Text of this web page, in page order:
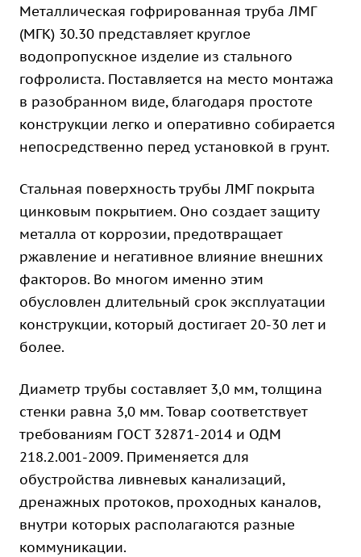
Металлическая гофрированная труба ЛМГ
(МГК) 30.30 представляет круглое
водопропускное изделие из стального
гофролиста. Поставляется на место монтажа
в разобранном виде, благодаря простоте
конструкции легко и оперативно собирается
непосредственно перед установкой в грунт.
Стальная поверхность трубы ЛМГ покрыта
цинковым покрытием. Оно создает защиту
металла от коррозии, предотвращает
ржавление и негативное влияние внешних
факторов. Во многом именно этим
обусловлен длительный срок эксплуатации
конструкции, который достигает 20-30 лет и
более.
Диаметр трубы составляет 3,0 мм, толщина
стенки равна 3,0 мм. Товар соответствует
требованиям ГОСТ 32871-2014 и ОДМ
218.2.001-2009. Применяется для
обустройства ливневых канализаций,
дренажных протоков, проходных каналов,
внутри которых располагаются разные
коммуникации.